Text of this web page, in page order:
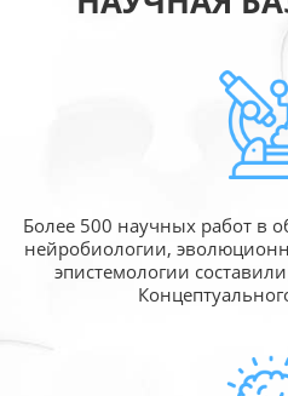
Более 500 научных работ в
нейробиологии,
эпистемологии составили